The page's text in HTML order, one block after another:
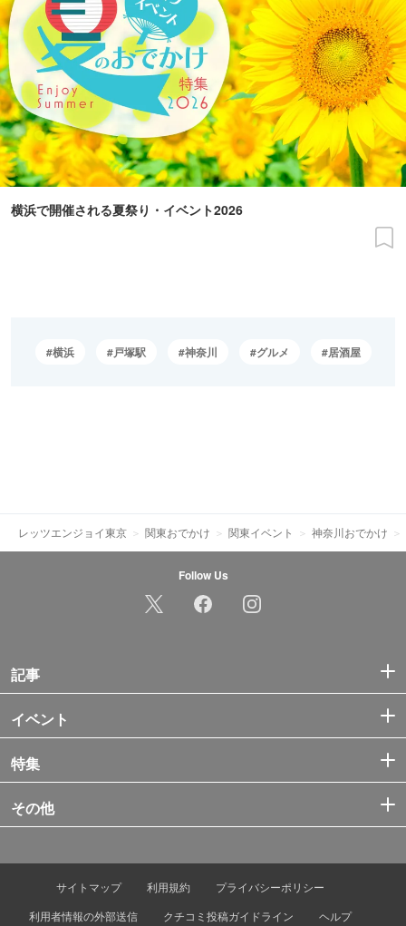
横浜で開催される夏祭り・イベント2026
横浜 戸塚駅 神奈川 グルメ 居酒屋
レッツエンジョイ東京 関東おでかけ 関東イベント 神奈川おでかけ
Follow Us
記事
イベント
特集
その他
サイトマップ 利用規約
プライバシーポリシー
利用者情報の外部送信
クチコミ投稿ガイドライン ヘルプ